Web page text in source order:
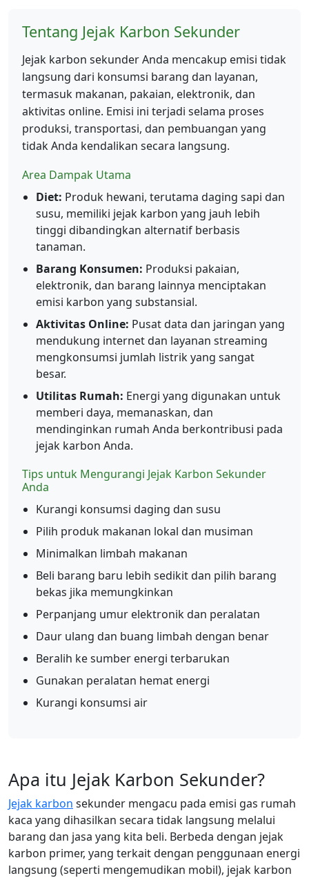
Tentang Jejak Karbon Sekunder
Jejak karbon sekunder Anda mencakup emisi tidak
langsung dari konsumsi barang dan layanan,
termasuk makanan, pakaian, elektronik, dan
aktivitas online. Emisi ini terjadi selama proses
produksi, transportasi, dan pembuangan yang
tidak Anda kendalikan secara langsung.
Area Dampak Utama
Diet: Produk hewani, terutama daging sapi dan
susu, memiliki jejak karbon yang jauh lebih
tinggi dibandingkan alternatif berbasis
tanaman.
Barang Konsumen: Produksi pakaian,
elektronik, dan barang lainnya menciptakan
emisi karbon yang substansial.
Aktivitas Online: Pusat data dan jaringan yang
mendukung internet dan layanan streaming
mengkonsumsi jumlah listrik yang sangat
besar.
Utilitas Rumah: Energi yang digunakan untuk
memberi daya, memanaskan, dan
mendinginkan rumah Anda berkontribusi pada
jejak karbon Anda.
Tips untuk Mengurangi Jejak Karbon Sekunder
Anda
Kurangi konsumsi daging dan susu
Pilih produk makanan lokal dan musiman
Minimalkan limbah makanan
Beli barang baru lebih sedikit dan pilih barang
bekas jika memungkinkan
Perpanjang umur elektronik dan peralatan
Daur ulang dan buang limbah dengan benar
Beralih ke sumber energi terbarukan
Gunakan peralatan hemat energi
Kurangi konsumsi air
Apa itu Jejak Karbon Sekunder?
Jejak karbon sekunder mengacu pada emisi gas rumah
kaca yang dihasilkan secara tidak langsung melalui
barang dan jasa yang kita beli. Berbeda dengan jejak
karbon primer, yang terkait dengan penggunaan energi
langsung (seperti mengemudikan mobil), jejak karbon